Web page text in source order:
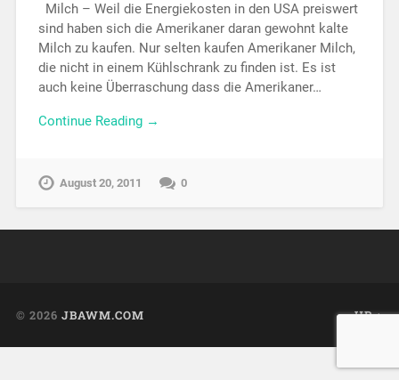
Milch – Weil die Energiekosten in den USA preiswert
sind haben sich die Amerikaner daran gewohnt kalte
Milch zu kaufen. Nur selten kaufen Amerikaner Milch,
die nicht in einem Kühlschrank zu finden ist. Es ist
auch keine Überraschung dass die Amerikaner…
Continue Reading →
August 20, 2011 0
© 2026 JBAWM.COM UP ↑